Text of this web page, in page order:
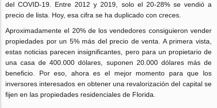
del COVID-19. Entre 2012 y 2019, solo el 20-28% se vendió a
precio de lista. Hoy, esa cifra se ha duplicado con creces.
Aproximadamente el 20% de los vendedores consiguieron vender
propiedades por un 5% más del precio de venta. A primera vista,
estas noticias parecen insignificantes, pero para un propietario de
una casa de 400.000 dólares, suponen 20.000 dólares más de
beneficio. Por eso, ahora es el mejor momento para que los
inversores interesados en obtener una revalorización del capital se
fijen en las propiedades residenciales de Florida.